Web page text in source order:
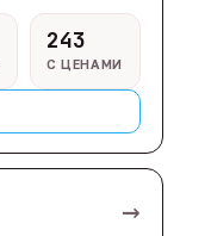
243
С ЦЕНАМИ
→